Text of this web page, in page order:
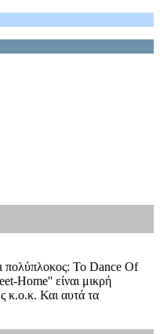
πολύπλοκος: Το Dance Of
Home'' είναι μικρή
κ.ο.κ. Και αυτά τα